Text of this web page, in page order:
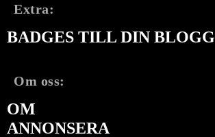
Extra:
BADGES TILL DIN BLOGG
Om oss:
OM
ANNONSERA